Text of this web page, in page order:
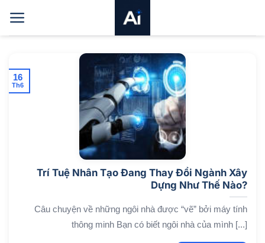
qua
nội
Trí Tuệ Nhân Tạo Đang Thay Đổi Ngành Xây
Dựng Như Thế Nào?
Câu chuyện về những ngôi nhà được “vẽ” bởi máy tính
thông minh Bạn có biết ngôi nhà của mình [...]
16
Th6